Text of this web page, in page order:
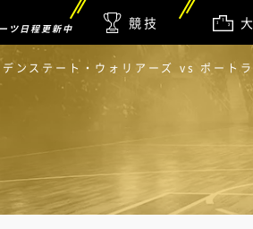
ツ日程更新中 競技
ンステート・ウォリアーズ vs ポート